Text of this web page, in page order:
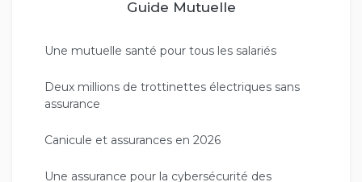
Guide Mutuelle
Une mutuelle santé pour tous les salariés
Deux millions de trottinettes électriques sans
assurance
Canicule et assurances en 2026
Une assurance pour la cybersécurité des